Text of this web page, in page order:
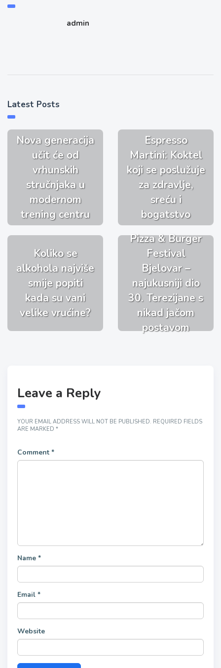
admin
Latest Posts
Nova generacija
učit će od
vrhunskih
stručnjaka u
modernom
trening centru
Espresso
Martini: Koktel
koji se poslužuje
za zdravlje,
sreću i
bogatstvo
Koliko se
alkohola najviše
smije popiti
kada su vani
velike vrućine?
Pizza & Burger
Festival
Bjelovar –
najukusniji dio
30. Terezijane s
nikad jačom
postavom
Leave a Reply
YOUR EMAIL ADDRESS WILL NOT BE PUBLISHED. REQUIRED FIELDS
ARE MARKED *
Comment *
Name *
Email *
Website